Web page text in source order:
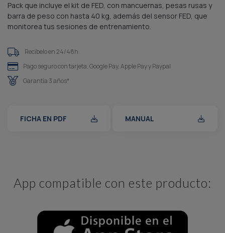
Pack que incluye el kit de FED, con mancuernas, pesas rusas y
barra de peso con hasta 40 kg, además del sensor FED, que
monitorea tus sesiones de entrenamiento.
Recíbelo en 24/48h
Pago seguro con tarjeta, Google Pay, Apple Pay y Paypal
Garantía 3 años*
FICHA EN PDF MANUAL
App compatible con este producto: